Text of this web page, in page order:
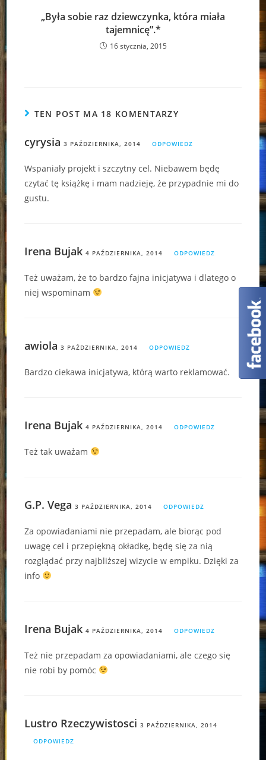
„Była sobie raz dziewczynka, która miała
tajemnicę”.*
16 stycznia, 2015
TEN POST MA 18 KOMENTARZY
cyrysia 3 PAŹDZIERNIKA, 2014 ODPOWIEDZ
Wspaniały projekt i szczytny cel. Niebawem będę
czytać tę książkę i mam nadzieję, że przypadnie mi do
gustu.
Irena Bujak 4 PAŹDZIERNIKA, 2014 ODPOWIEDZ
Też uważam, że to bardzo fajna inicjatywa i dlatego o
niej wspominam
awiola 3 PAŹDZIERNIKA, 2014 ODPOWIEDZ
Bardzo ciekawa inicjatywa, którą warto reklamować.
Irena Bujak 4 PAŹDZIERNIKA, 2014 ODPOWIEDZ
Też tak uważam
G.P. Vega 3 PAŹDZIERNIKA, 2014 ODPOWIEDZ
Za opowiadaniami nie przepadam, ale biorąc pod
uwagę cel i przepiękną okładkę, będę się za nią
rozglądać przy najbliższej wizycie w empiku. Dzięki za
info
Irena Bujak 4 PAŹDZIERNIKA, 2014 ODPOWIEDZ
Też nie przepadam za opowiadaniami, ale czego się
nie robi by pomóc
Lustro Rzeczywistosci 3 PAŹDZIERNIKA, 2014
ODPOWIEDZ